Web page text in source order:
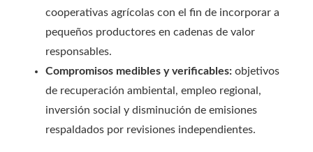
cooperativas agrícolas con el fin de incorporar a
pequeños productores en cadenas de valor
responsables.
Compromisos medibles y verificables: objetivos
de recuperación ambiental, empleo regional,
inversión social y disminución de emisiones
respaldados por revisiones independientes.